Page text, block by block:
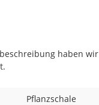
haben
Pflanzschale